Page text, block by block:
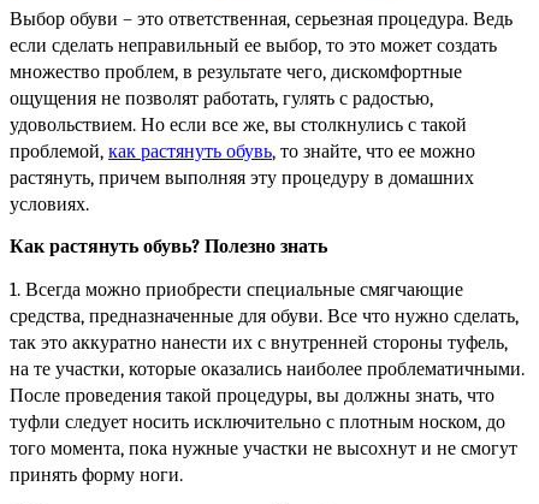
Выбор обуви – это ответственная, серьезная процедура. Ведь
если сделать неправильный ее выбор, то это может создать
множество проблем, в результате чего, дискомфортные
ощущения не позволят работать, гулять с радостью,
удовольствием. Но если все же, вы столкнулись с такой
проблемой, как растянуть обувь, то знайте, что ее можно
растянуть, причем выполняя эту процедуру в домашних
условиях.
Как растянуть обувь? Полезно знать
1. Всегда можно приобрести специальные смягчающие
средства, предназначенные для обуви. Все что нужно сделать,
так это аккуратно нанести их с внутренней стороны туфель,
на те участки, которые оказались наиболее проблематичными.
После проведения такой процедуры, вы должны знать, что
туфли следует носить исключительно с плотным носком, до
того момента, пока нужные участки не высохнут и не смогут
принять форму ноги.